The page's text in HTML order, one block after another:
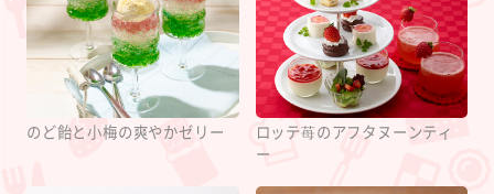
のど飴と小梅の爽やかゼリー
ロッテ苺のアフタヌーンティ
ー